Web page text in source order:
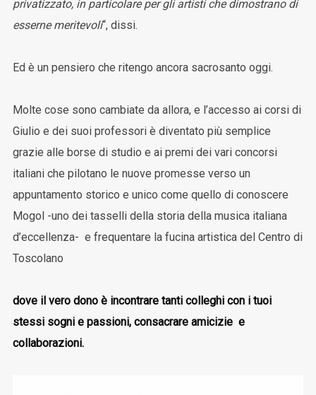
privatizzato, in particolare per gli artisti che dimostrano di
esserne meritevoli“, dissi.
Ed è un pensiero che ritengo ancora sacrosanto oggi.
Molte cose sono cambiate da allora, e l’accesso ai corsi di
Giulio e dei suoi professori è diventato più semplice
grazie alle borse di studio e ai premi dei vari concorsi
italiani che pilotano le nuove promesse verso un
appuntamento storico e unico come quello di conoscere
Mogol -uno dei tasselli della storia della musica italiana
d’eccellenza- e frequentare la fucina artistica del Centro di
Toscolano
dove il vero dono è incontrare tanti colleghi con i tuoi
stessi sogni e passioni, consacrare amicizie e
collaborazioni.